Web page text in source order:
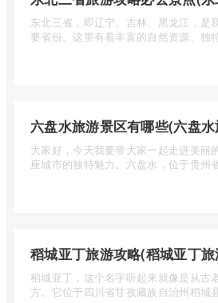
东北三省，即辽宁、吉林、黑龙江，是
要省份。这里有着丰富的自然资源、独
大家好，今天我要带大家一起走进美丽
座城市的独特魅力。六盘水，位于贵州
稻城亚丁旅游攻略(稻城亚丁
稻城亚丁，这个名字听起来就像是从古
方。它位于四川省甘孜藏族自治州稻城